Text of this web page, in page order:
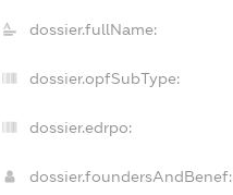
dossier.fullName:
dossier.opfSubType:
dossier.edrpo:
dossier.foundersAndBenef: